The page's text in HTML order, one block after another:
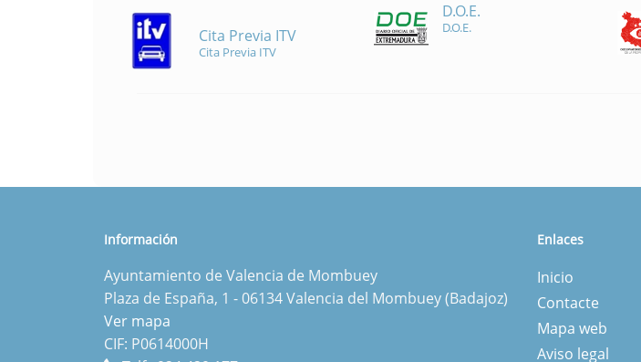
Cita Previa ITV
Cita Previa ITV
D.O.E.
D.O.E.
Información
Ayuntamiento de Valencia de Mombuey
Plaza de España, 1 - 06134 Valencia del Mombuey (Badajoz)
Ver mapa
CIF: P0614000H
Enlaces
Inicio
Contacte
Mapa web
Aviso legal